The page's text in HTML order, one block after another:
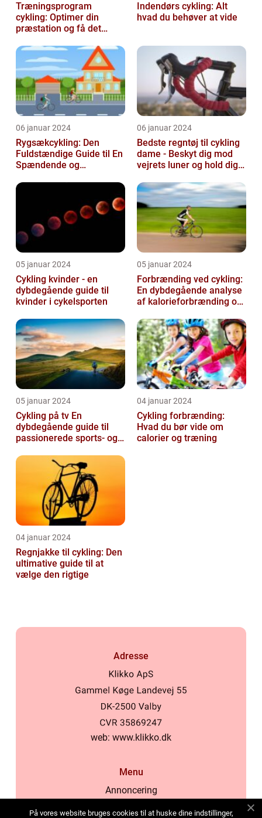
Træningsprogram
cykling: Optimer din
præstation og få det
træningssessioner
Indendørs cykling: Alt
hvad du behøver at vide
06 januar 2024
Rygsækcykling: Den
Fuldstændige Guide til En
Spændende og
06 januar 2024
Bedste regntøj til cykling
dame - Beskyt dig mod
vejrets luner og hold dig
05 januar 2024
Cykling kvinder - en
dybdegående guide til
kvinder i cykelsporten
05 januar 2024
Forbrænding ved cykling:
En dybdegående analyse
af kalorieforbrænding og
si...
05 januar 2024
Cykling på tv En
dybdegående guide til
passionerede sports- og
04 januar 2024
Cykling forbrænding:
Hvad du bør vide om
calorier og træning
04 januar 2024
Regnjakke til cykling: Den
ultimative guide til at
vælge den rigtige
Adresse
web: www.klikko.dk
Menu
Annoncering
På vores website bruges cookies til at huske dine indstillinger,